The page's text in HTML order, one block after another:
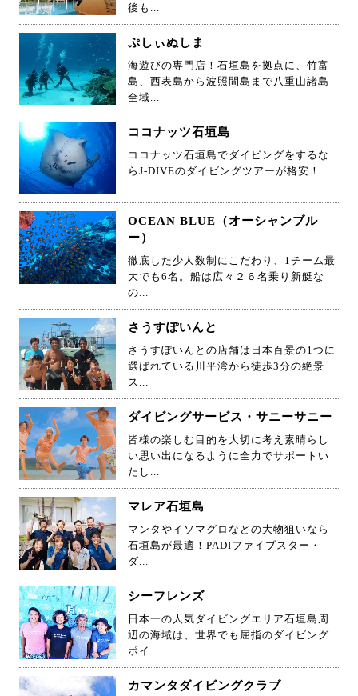
後も...
ぷしぃぬしま
海遊びの専門店！石垣島を拠点に、竹富
島、西表島から波照間島まで八重山諸島
全域...
ココナッツ石垣島
ココナッツ石垣島でダイビングをするな
らJ-DIVEのダイビングツアーが格安！...
OCEAN BLUE（オーシャンブル
ー）
徹底した少人数制にこだわり、1チーム最
大でも6名。船は広々２６名乗り新艇な
の...
さうすぽいんと
さうすぽいんとの店舗は日本百景の1つに
選ばれている川平湾から徒歩3分の絶景
ス...
ダイビングサービス・サニーサニー
皆様の楽しむ目的を大切に考え素晴らし
い思い出になるように全力でサポートい
たし...
マレア石垣島
マンタやイソマグロなどの大物狙いなら
石垣島が最適！PADIファイブスター・
ダ...
シーフレンズ
日本一の人気ダイビングエリア石垣島周
辺の海域は、世界でも屈指のダイビング
ポイ...
カマンタダイビングクラブ